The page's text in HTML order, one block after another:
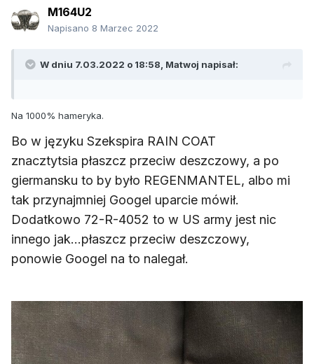
M164U2
Napisano 8 Marzec 2022
W dniu 7.03.2022 o 18:58, Matwoj napisał:
Na 1000% hameryka.
Bo w języku Szekspira RAIN COAT
znacztytsia płaszcz przeciw deszczowy, a po
giermansku to by było REGENMANTEL, albo mi
tak przynajmniej Googel uparcie mówił.
Dodatkowo 72-R-4052 to w US army jest nic
innego jak...płaszcz przeciw deszczowy,
ponowie Googel na to nalegał.